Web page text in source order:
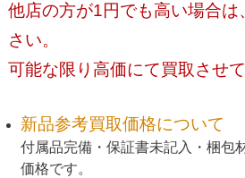
他店の方が1円でも高い場合
さい。
可能な限り高価にて買取させて
新品参考買取価格について
付属品完備・保証書未記入・梱包
価格です。